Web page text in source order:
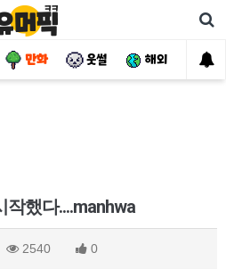
만화 웃썰 해외 핫
했다....manhwa
2540 0